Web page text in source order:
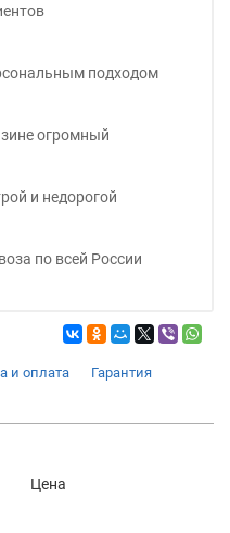
подходом
огромный
и недорогой
по всей России
и оплата Гарантия
Цена